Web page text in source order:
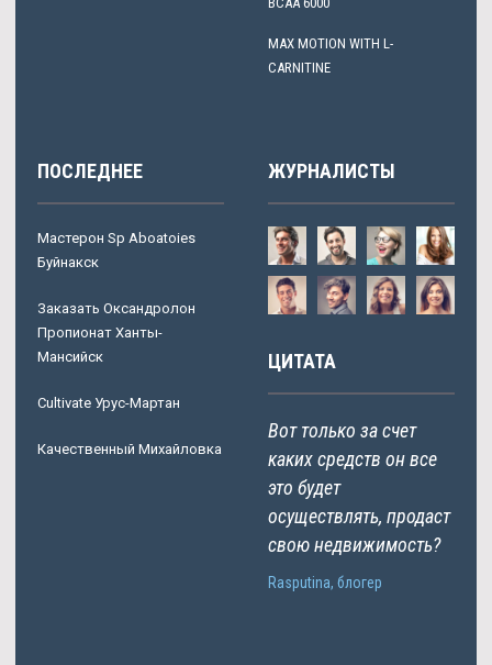
MAX MOTION WITH L-
CARNITINE
ПОСЛЕДНЕЕ
Мастерон Sp Aboatoies
Буйнакск
Заказать Оксандролон
Пропионат Ханты-
Мансийск
Cultivate Урус-Мартан
Качественный Михайловка
ЖУРНАЛИСТЫ
ЦИТАТА
Вот только за счет
каких средств он все
это будет
осуществлять, продаст
свою недвижимость?
Rasputina, блогер